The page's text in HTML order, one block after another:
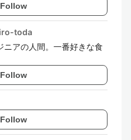
Follow
toda
ニアの人間。一番好きな食
Follow
Follow